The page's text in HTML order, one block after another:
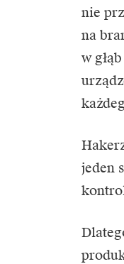
nie
na
w
jeden